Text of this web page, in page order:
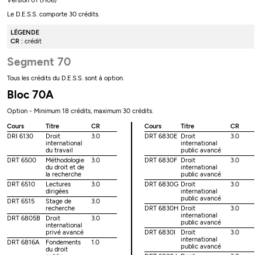
Le D.E.S.S. comporte 30 crédits.
LÉGENDE
CR : crédit
Segment 70
Tous les crédits du D.E.S.S. sont à option.
Bloc 70A
Option - Minimum 18 crédits, maximum 30 crédits.
Cours
Titre
CR
DRI 6130
Droit
international
du travail
3.0
DRT 6500
Méthodologie
du droit et de
la recherche
3.0
DRT 6510
Lectures
dirigées
3.0
DRT 6515
Stage de
recherche
3.0
DRT 6805B
Droit
international
privé avancé
3.0
DRT 6816A
Fondements
du droit
1.0
Cours Titre
CR
DRT 6830E Droit
international
public avancé
3.0
DRT 6830F Droit
international
public avancé
3.0
DRT 6830G Droit
international
public avancé
3.0
DRT 6830H Droit
international
public avancé
3.0
DRT 6830I
Droit
international
public avancé
3.0